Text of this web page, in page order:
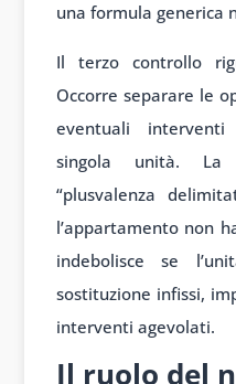
una formula generica
Il terzo controllo
Occorre separare le
eventuali
singola unità. La
“plusvalenza
l’appartamento non
indebolisce se
sostituzione infissi,
interventi agevolati.
Il ruolo del